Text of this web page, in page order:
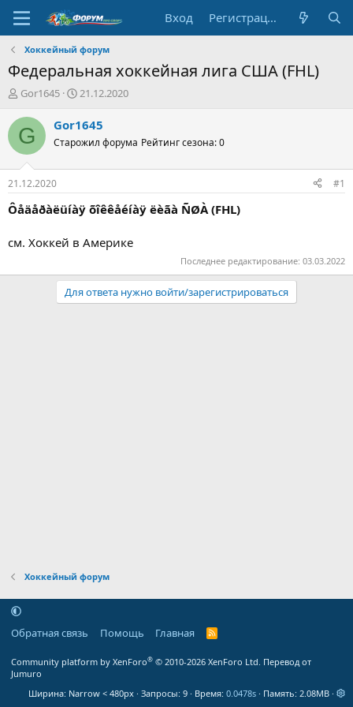
Вход Регистрация
Хоккейный форум
Федеральная хоккейная лига США (FHL)
А
т
о
т
е
м
ы
Gor1645
Д
т
н
а
л
а
21.12.2020
G Gor1645
Старожил форума Рейтинг сезона: 0
21.12.2020 #1
Ôåäåðàëüíàÿ õîêêåéíàÿ ëèãà ÑØÀ (FHL)
см. Хоккей в Америке
Последнее редактирование: 03.03.2022
Для ответа нужно войти/зарегистрироваться
Хоккейный форум
Обратная связь Помощь Главная
R
Community platform by XenForo® © 2010-2026 XenForo Ltd. Перевод от
Jumuro
Ширина
Запросы 9 Время 0.0478s Память 2.08MB